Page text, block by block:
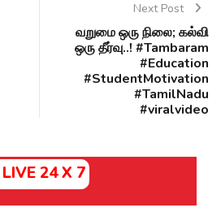
Next Post
வறுமை ஒரு நிலை; கல்வி
ஒரு தீர்வு..! #Tambaram
#Education
#StudentMotivation
#TamilNadu
#viralvideo
LIVE 24 X 7